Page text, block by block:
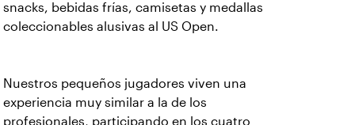
snacks, bebidas frías, camisetas y medallas
coleccionables alusivas al US Open.
Nuestros pequeños jugadores viven una
experiencia muy similar a la de los
profesionales, participando en los cuatro